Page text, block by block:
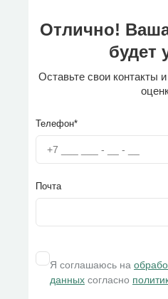
Отлично!
будет
Оставьте свои
Телефон*
Почта
Я соглашаюсь на
данных согласно